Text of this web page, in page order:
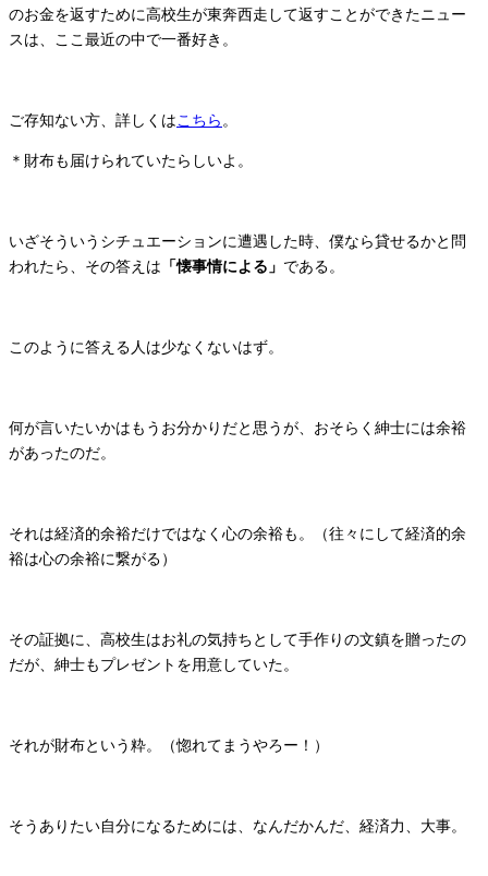
のお金を返すために高校生が東奔西走して返すことができたニュー
スは、ここ最近の中で一番好き。
ご存知ない方、詳しくはこちら 。
＊財布も届けられていたらしいよ。
いざそういうシチュエーションに遭遇した時、僕なら貸せるかと問
われたら、その答えは 「懐事情による」 である。
このように答える人は少なくないはず。
何が言いたいかはもうお分かりだと思うが、おそらく紳士には余裕
があったのだ。
それは経済的余裕だけではなく心の余裕も。（往々にして経済的余
裕は心の余裕に繋がる）
その証拠に、高校生はお礼の気持ちとして手作りの文鎮を贈ったの
だが、紳士もプレゼントを用意していた。
それが財布という粋。（惚れてまうやろー！）
そうありたい自分になるためには、なんだかんだ、経済力、大事。